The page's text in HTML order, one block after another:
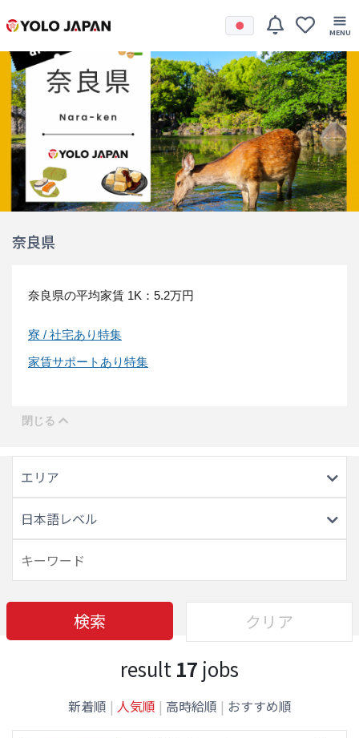
奈良県
奈良県の平均家賃 1K：5.2万円
寮 / 社宅あり特集
家賃サポートあり特集
エリア
日本語レベル
検索 クリア
result 17 jobs
新着順 | 人気順 | 高時給順 | おすすめ順